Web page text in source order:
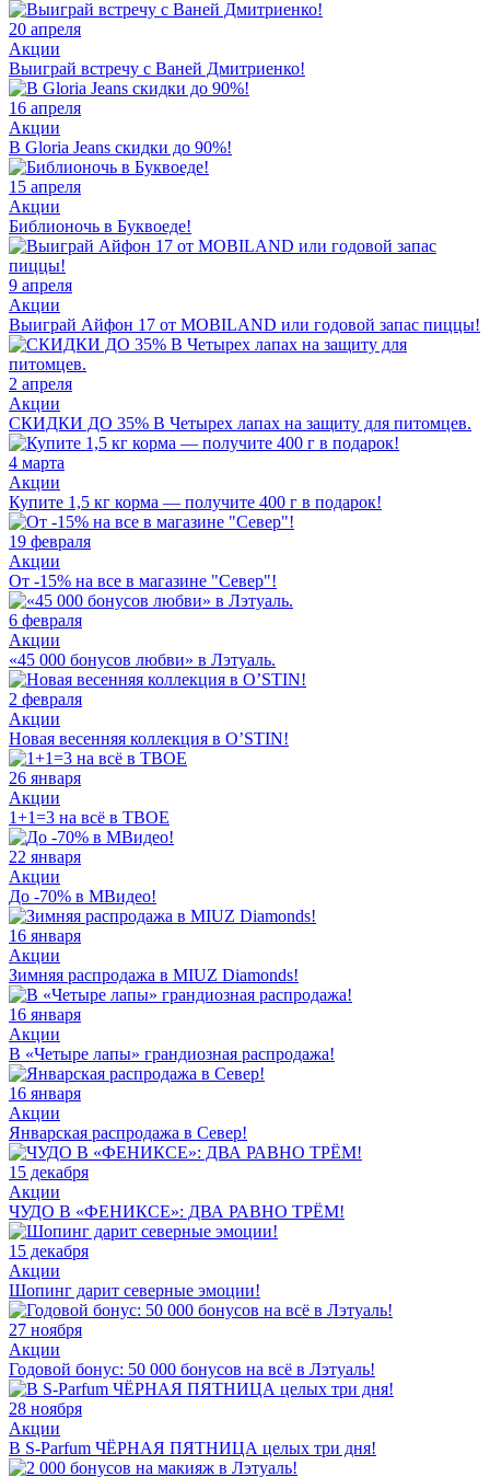
20 апреля
Акции
Выиграй встречу с Ваней Дмитриенко!
16 апреля
Акции
В Gloria Jeans скидки до 90%!
15 апреля
Акции
Библионочь в Буквоеде!
9 апреля
Акции
Выиграй Айфон 17 от MOBILAND или годовой запас пиццы!
2 апреля
Акции
СКИДКИ ДО 35% В Четырех лапах на защиту для питомцев.
4 марта
Акции
Купите 1,5 кг корма — получите 400 г в подарок!
19 февраля
Акции
От -15% на все в магазине "Север"!
6 февраля
Акции
«45 000 бонусов любви» в Лэтуаль.
2 февраля
Акции
Новая весенняя коллекция в O’STIN!
26 января
Акции
1+1=3 на всё в ТВОЕ
22 января
Акции
До -70% в МВидео!
16 января
Акции
Зимняя распродажа в MIUZ Diamonds!
16 января
Акции
В «Четыре лапы» грандиозная распродажа!
16 января
Акции
Январская распродажа в Север!
15 декабря
Акции
ЧУДО В «ФЕНИКСЕ»: ДВА РАВНО ТРЁМ!
15 декабря
Акции
Шопинг дарит северные эмоции!
27 ноября
Акции
Годовой бонус: 50 000 бонусов на всё в Лэтуаль!
28 ноября
Акции
В S-Parfum ЧЁРНАЯ ПЯТНИЦА целых три дня!